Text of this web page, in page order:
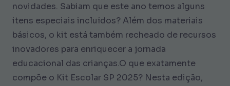
novidades. Sabiam que este ano temos alguns
itens especiais incluídos? Além dos materiais
básicos, o kit está também recheado de recursos
inovadores para enriquecer a jornada
educacional das crianças.O que exatamente
compõe o Kit Escolar SP 2025? Nesta edição,